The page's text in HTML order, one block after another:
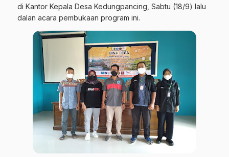
di Kantor Kepala Desa Kedungpancing, Sabtu (18/9) lalu
dalan acara pembukaan program ini.